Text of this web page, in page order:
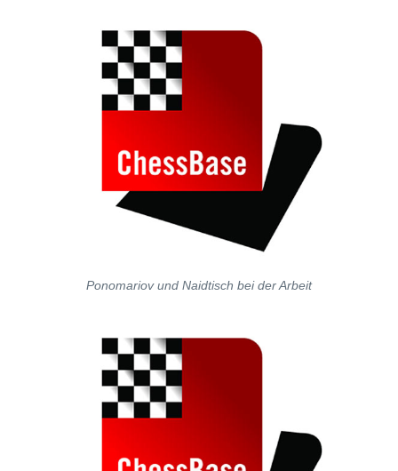
Ponomariov und Naidtisch bei der Arbeit